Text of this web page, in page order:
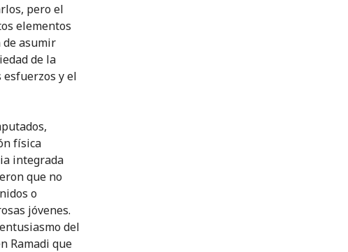
pero el
elementos
asumir
de la
y el
física
integrada
que no
o
jóvenes.
del
Ramadi que